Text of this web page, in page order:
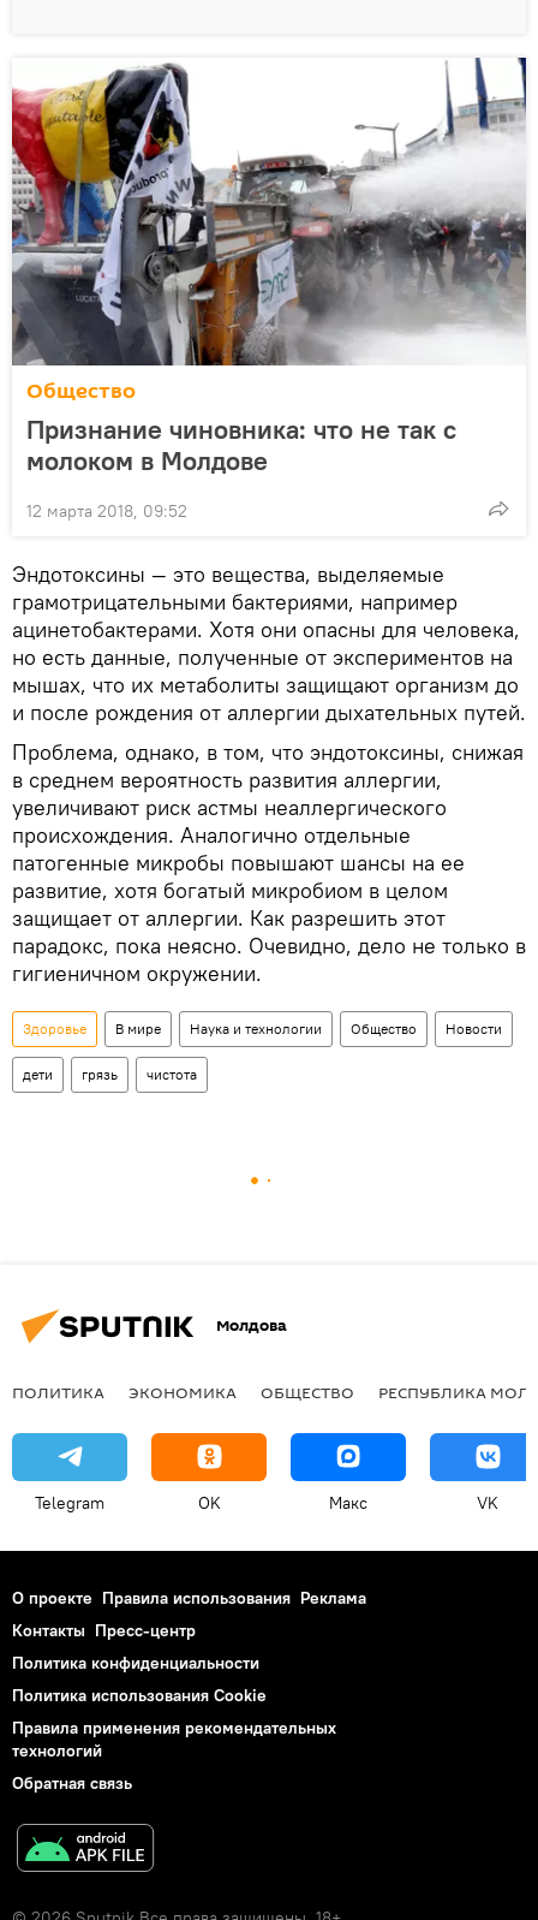
Общество
Признание чиновника: что не так с
молоком в Молдове
12 марта 2018, 09:52
Эндотоксины — это вещества, выделяемые
грамотрицательными бактериями, например
ацинетобактерами. Хотя они опасны для человека,
но есть данные, полученные от экспериментов на
мышах, что их метаболиты защищают организм до
и после рождения от аллергии дыхательных путей.
Проблема, однако, в том, что эндотоксины, снижая
в среднем вероятность развития аллергии,
увеличивают риск астмы неаллергического
происхождения. Аналогично отдельные
патогенные микробы повышают шансы на ее
развитие, хотя богатый микробиом в целом
защищает от аллергии. Как разрешить этот
парадокс, пока неясно. Очевидно, дело не только в
гигиеничном окружении.
Здоровье В мире Наука и технологии Общество Новости
дети грязь чистота
Молдова
ПОЛИТИКА ЭКОНОМИКА ОБЩЕСТВО РЕСПУБЛИКА
Telegram OK Макс VK
О проекте Правила использования Реклама
Контакты Пресс-центр
Политика конфиденциальности
Политика использования Cookie
Правила применения рекомендательных
технологий
Обратная связь